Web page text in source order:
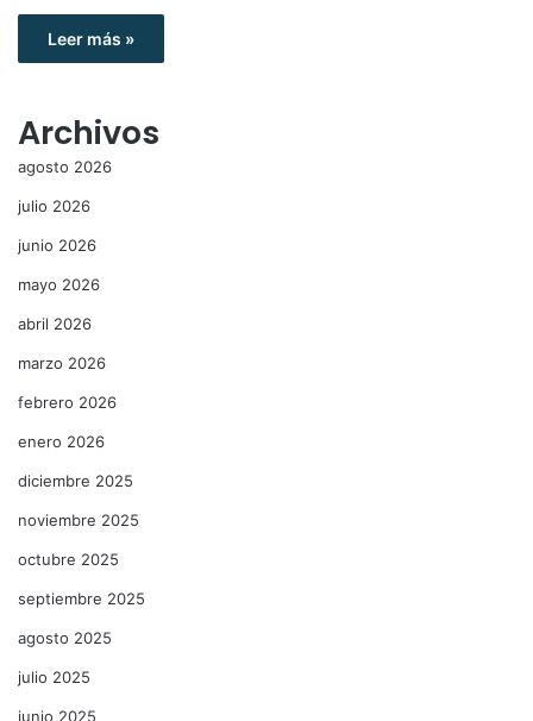
Leer más »
Archivos
agosto 2026
julio 2026
junio 2026
mayo 2026
abril 2026
marzo 2026
febrero 2026
enero 2026
diciembre 2025
noviembre 2025
octubre 2025
septiembre 2025
agosto 2025
julio 2025
junio 2025